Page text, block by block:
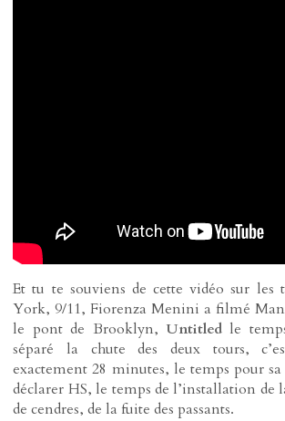
Et tu te souviens de cette vidéo sur les
York, 9/11, Fiorenza Menini a filmé
le pont de Brooklyn, Untitledle
séparé la chute des deux tours,
exactement 28 minutes, le temps pour sa
déclarer HS, le temps de l’installation
de cendres, de la fuite des passants.